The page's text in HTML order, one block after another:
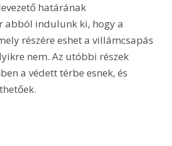
határának
abból indulunk ki, hogy a
részére eshet a villámcsapás
nem. Az utóbbi részek
a védett térbe esnek, és